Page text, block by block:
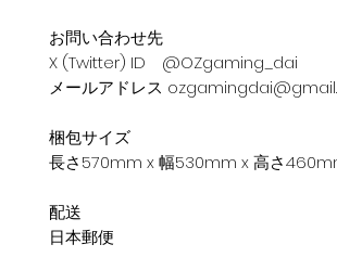
お問い合わせ先
X (Twitter) ID @OZgaming_dai
メールアドレス
梱包サイズ
長さ570mm x 幅530mm x 高さ
配送
日本郵便